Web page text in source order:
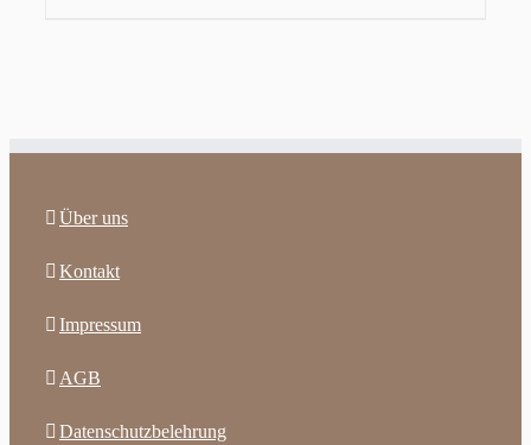
Über uns
Kontakt
Impressum
AGB
Datenschutzbelehrung